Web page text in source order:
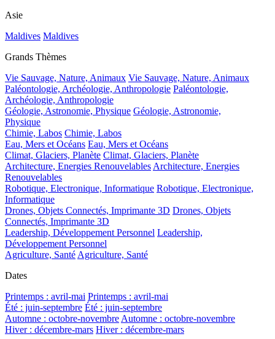
Asie
Maldives Maldives
Grands Thèmes
Vie Sauvage, Nature, Animaux Vie Sauvage, Nature, Animaux
Paléontologie, Archéologie, Anthropologie Paléontologie,
Archéologie, Anthropologie
Géologie, Astronomie, Physique Géologie, Astronomie,
Physique
Chimie, Labos Chimie, Labos
Eau, Mers et Océans Eau, Mers et Océans
Climat, Glaciers, Planète Climat, Glaciers, Planète
Architecture, Energies Renouvelables Architecture, Energies
Renouvelables
Robotique, Electronique, Informatique Robotique, Electronique,
Informatique
Drones, Objets Connectés, Imprimante 3D Drones, Objets
Connectés, Imprimante 3D
Leadership, Développement Personnel Leadership,
Développement Personnel
Agriculture, Santé Agriculture, Santé
Dates
Printemps : avril-mai Printemps : avril-mai
Été : juin-septembre Été : juin-septembre
Automne : octobre-novembre Automne : octobre-novembre
Hiver : décembre-mars Hiver : décembre-mars